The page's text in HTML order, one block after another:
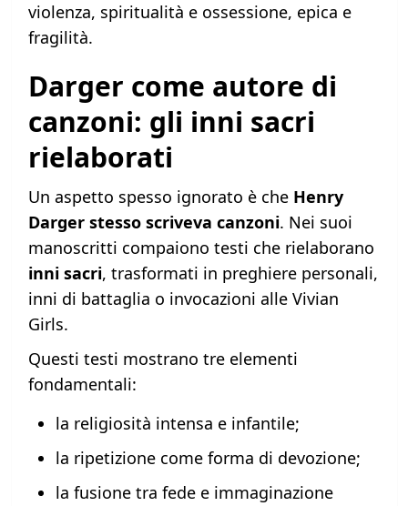
violenza, spiritualità e ossessione, epica e
fragilità.
Darger come autore di
canzoni: gli inni sacri
rielaborati
Un aspetto spesso ignorato è che Henry
Darger stesso scriveva canzoni. Nei suoi
manoscritti compaiono testi che rielaborano
inni sacri, trasformati in preghiere personali,
inni di battaglia o invocazioni alle Vivian
Girls.
Questi testi mostrano tre elementi
fondamentali:
la religiosità intensa e infantile;
la ripetizione come forma di devozione;
la fusione tra fede e immaginazione